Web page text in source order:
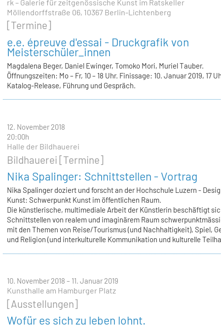
rk – Galerie für zeitgenössische Kunst im Ratskeller
Möllendorffstraße 06, 10367 Berlin-Lichtenberg
[Termine]
e.e. épreuve d'essai - Druckgrafik von
Meisterschüler_innen
Magdalena Beger, Daniel Ewinger, Tomoko Mori, Muriel Tauber.
Öffnungszeiten: Mo – Fr, 10 – 18 Uhr. Finissage: 10. Januar 2019, 17
Katalog-Release, Führung und Gespräch.
12. November 2018
20:00h
Halle der Bildhauerei
Bildhauerei [Termine]
Nika Spalinger: Schnittstellen - Vortrag
Nika Spalinger doziert und forscht an der Hochschule Luzern -
Kunst: Schwerpunkt Kunst im öffentlichen Raum.
Die künstlerische, multimediale Arbeit der Künstlerin beschäftigt
Schnittstellen von realem und imaginärem Raum
mit den Themen von Reise/Tourismus (und Nachhaltigkeit), Spiel,
und Religion (und interkulturelle Kommunikation und kulturelle
10. November 2018 – 11. Januar 2019
Kunsthalle am Hamburger Platz
[Ausstellungen]
Wofür es sich zu leben lohnt.